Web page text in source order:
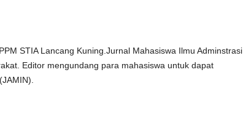
STIA Lancang Kuning.Jurnal Mahasiswa Ilmu Adminstrasi
Editor mengundang para mahasiswa untuk dapat